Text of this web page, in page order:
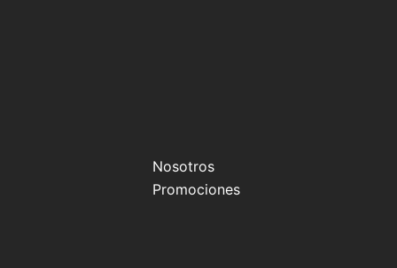
Nosotros
Promociones